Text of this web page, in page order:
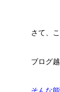
さて、
ブログ